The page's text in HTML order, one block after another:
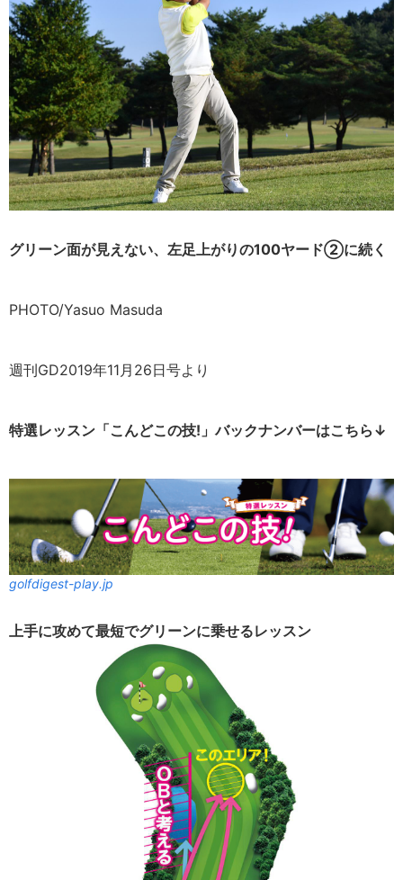
グリーン面が見えない、左足上がりの100ヤード②に続く
PHOTO/Yasuo Masuda
週刊GD2019年11月26日号より
特選レッスン「こんどこの技!」バックナンバーはこちら↓
golfdigest-play.jp
上手に攻めて最短でグリーンに乗せるレッスン